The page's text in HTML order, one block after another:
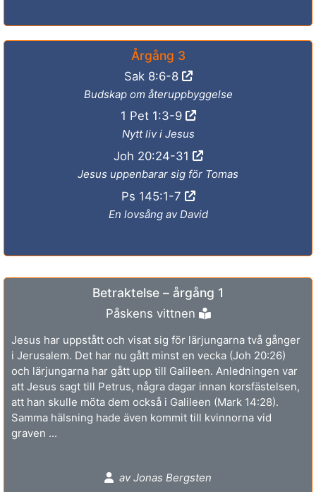
Årgång 3
Sak 8:6-8
Budskap om återuppbyggelse
1 Pet 1:3-9
Nytt liv i Jesus
Joh 20:24-31
Jesus uppenbarar sig för Tomas
Ps 145:1-7
En lovsång av David
Betraktelse – årgång 1
Påskens vittnen
Jesus har uppstått och visat sig för lärjungarna två gånger
i Jerusalem. Det har nu gått minst en vecka (Joh 20:26)
och lärjungarna har gått upp till Galileen. Anledningen var
att Jesus sagt till Petrus, några dagar innan korsfästelsen,
att han skulle möta dem också i Galileen (Mark 14:28).
Samma hälsning hade även kommit till kvinnorna vid
graven ...
av Jonas Bergsten